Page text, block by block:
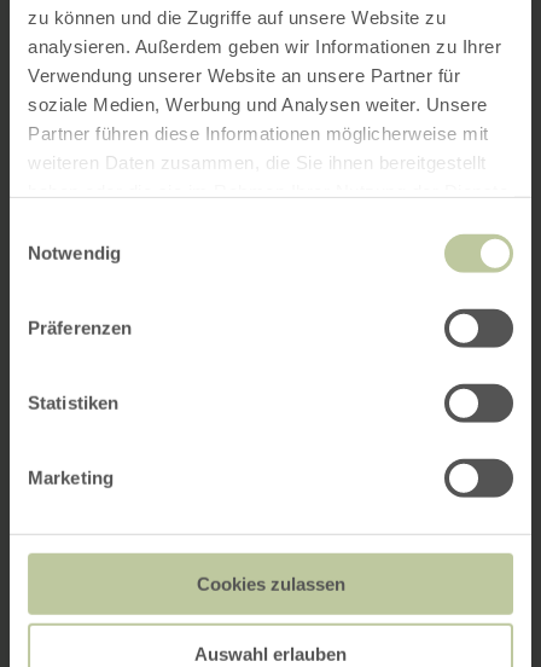
zu können und die Zugriffe auf unsere Website zu
analysieren. Außerdem geben wir Informationen zu Ihrer
Verwendung unserer Website an unsere Partner für
soziale Medien, Werbung und Analysen weiter. Unsere
Partner führen diese Informationen möglicherweise mit
weiteren Daten zusammen, die Sie ihnen bereitgestellt
Notwendig
Präferenzen
Statistiken
Marketing
Cookies zulassen
Auswahl erlauben